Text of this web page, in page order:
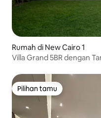
Rumah di New Cairo 1
Villa Grand 5BR dengan
Pilihan tamu
Pilihan tamu